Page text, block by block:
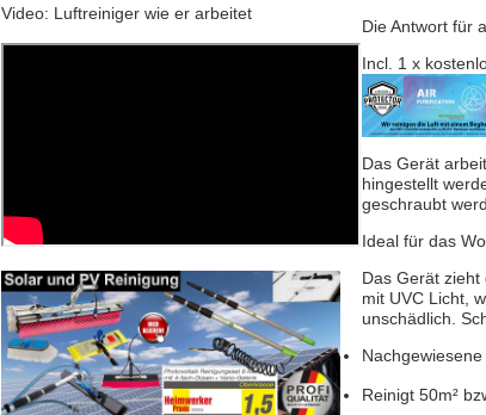
Video: Luftreiniger wie er arbeitet
Die Antwort für
Incl. 1 x
Das Gerät
hingestellt
geschraubt
Ideal für das
Das Gerät
mit UVC Licht,
unschädlich.
Reinigt 50m²